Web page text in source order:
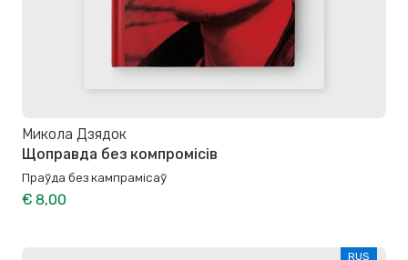
Микола Дзядок
Щоправда без компромісів
Праўда без кампрамісаў
€ 8,00
RUS